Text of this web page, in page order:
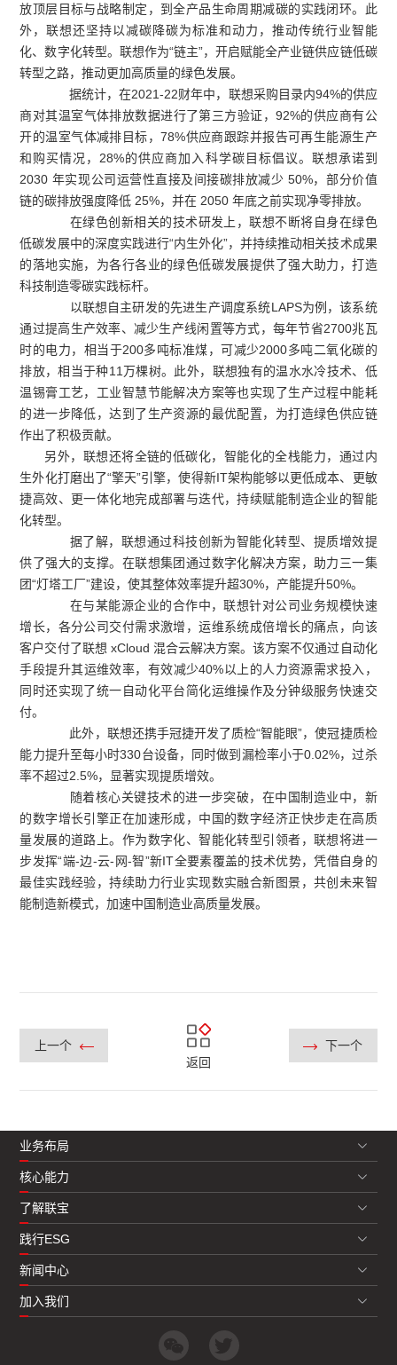
放顶层目标与战略制定，到全产品生命周期减碳的实践闭环。此
外，联想还坚持以减碳降碳为标准和动力，推动传统行业智能
化、数字化转型。联想作为“链主”，开启赋能全产业链供应链低碳
转型之路，推动更加高质量的绿色发展。
据统计，在2021-22财年中，联想采购目录内94%的供应
商对其温室气体排放数据进行了第三方验证，92%的供应商有公
开的温室气体减排目标，78%供应商跟踪并报告可再生能源生产
和购买情况，28%的供应商加入科学碳目标倡议。联想承诺到
2030 年实现公司运营性直接及间接碳排放减少 50%，部分价值
链的碳排放强度降低 25%，并在 2050 年底之前实现净零排放。
在绿色创新相关的技术研发上，联想不断将自身在绿色
低碳发展中的深度实践进行“内生外化”，并持续推动相关技术成果
的落地实施，为各行各业的绿色低碳发展提供了强大助力，打造
科技制造零碳实践标杆。
以联想自主研发的先进生产调度系统LAPS为例，该系统
通过提高生产效率、减少生产线闲置等方式，每年节省2700兆瓦
时的电力，相当于200多吨标准煤，可减少2000多吨二氧化碳的
排放，相当于种11万棵树。此外，联想独有的温水水冷技术、低
温锡膏工艺，工业智慧节能解决方案等也实现了生产过程中能耗
的进一步降低，达到了生产资源的最优配置，为打造绿色供应链
作出了积极贡献。
另外，联想还将全链的低碳化，智能化的全栈能力，通过内
生外化打磨出了“擎天”引擎，使得新IT架构能够以更低成本、更敏
捷高效、更一体化地完成部署与迭代，持续赋能制造企业的智能
化转型。
据了解，联想通过科技创新为智能化转型、提质增效提
供了强大的支撑。在联想集团通过数字化解决方案，助力三一集
团“灯塔工厂”建设，使其整体效率提升超30%，产能提升50%。
在与某能源企业的合作中，联想针对公司业务规模快速
增长，各分公司交付需求激增，运维系统成倍增长的痛点，向该
客户交付了联想 xCloud 混合云解决方案。该方案不仅通过自动化
手段提升其运维效率，有效减少40%以上的人力资源需求投入，
同时还实现了统一自动化平台简化运维操作及分钟级服务快速交
付。
此外，联想还携手冠捷开发了质检“智能眼”，使冠捷质检
能力提升至每小时330台设备，同时做到漏检率小于0.02%，过杀
率不超过2.5%，显著实现提质增效。
随着核心关键技术的进一步突破，在中国制造业中，新
的数字增长引擎正在加速形成，中国的数字经济正快步走在高质
量发展的道路上。作为数字化、智能化转型引领者，联想将进一
步发挥“端-边-云-网-智”新IT全要素覆盖的技术优势，凭借自身的
最佳实践经验，持续助力行业实现数实融合新图景，共创未来智
能制造新模式，加速中国制造业高质量发展。
上一个
返回
下一个
业务布局
核心能力
了解联宝
践行ESG
新闻中心
加入我们